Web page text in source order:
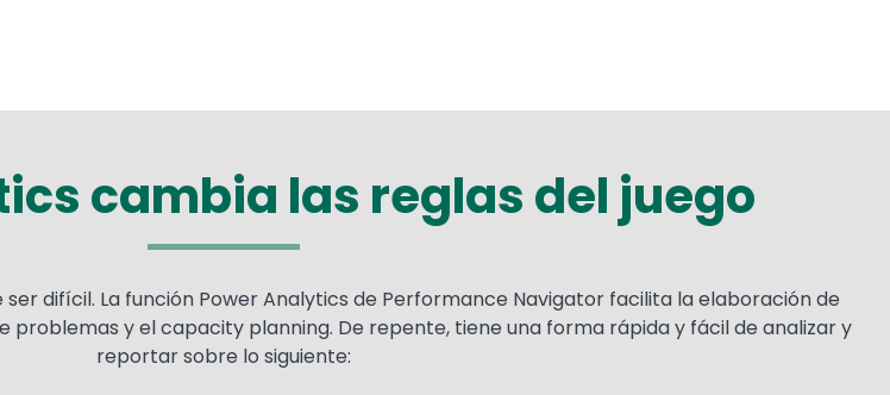
cambia las reglas del juego
difícil. La función Power Analytics de Performance Navigator facilita la elaboración de
problemas y el capacity planning. De repente, tiene una forma rápida y fácil de analizar y
reportar sobre lo siguiente: